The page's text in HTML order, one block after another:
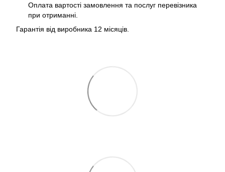
Оплата вартості замовлення та послуг перевізника
при отриманні.
Гарантія від виробника 12 місяців.